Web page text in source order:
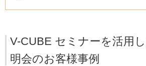
V-CUBE セミナーを活用
明会のお客様事例